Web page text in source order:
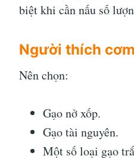
biệt khi cần nấu số
Người thích
Nên chọn:
Gạo nở xốp.
Gạo tài nguyên.
Một số loại gạo